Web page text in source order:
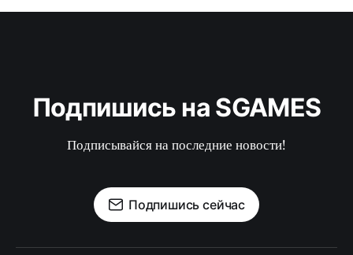
Подпишись на SGAMES
Подписывайся на последние новости!
Подпишись сейчас